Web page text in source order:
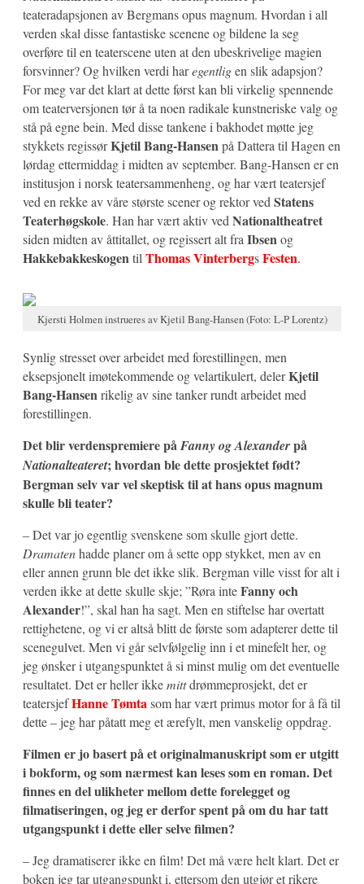
teateradapsjonen av Bergmans opus magnum. Hvordan i all
verden skal disse fantastiske scenene og bildene la seg
overføre til en teaterscene uten at den ubeskrivelige magien
forsvinner? Og hvilken verdi haregentligen slik adapsjon?
For meg var det klart at dette først kan bli virkelig spennende
om teaterversjonen tør å ta noen radikale kunstneriske valg og
stå på egne bein. Med disse tankene i bakhodet møtte jeg
stykkets regissørKjetil Bang-Hansenpå Dattera til Hagen en
lørdag ettermiddag i midten av september. Bang-Hansen er en
institusjon i norsk teatersammenheng, og har vært teatersjef
ved en rekke av våre største scener og rektor vedStatens
Teaterhøgskole. Han har vært aktiv vedNationaltheatret
siden midten av åttitallet, og regissert alt fraIbsenog
HakkebakkeskogentilThomas VinterbergsFesten.
Kjersti Holmen instrueres av Kjetil Bang-Hansen (Foto: L-P Lorentz)
Synlig stresset over arbeidet med forestillingen, men
eksepsjonelt imøtekommende og velartikulert, delerKjetil
Bang-Hansenrikelig av sine tanker rundt arbeidet med
forestillingen.
Det blir verdenspremiere påFanny og Alexanderpå
Nationalteateret; hvordan ble dette prosjektet født?
Bergman selv var vel skeptisk til at hans opus magnum
skulle bli teater?
– Det var jo egentlig svenskene som skulle gjort dette.
Dramatenhadde planer om å sette opp stykket, men av en
eller annen grunn ble det ikke slik. Bergman ville visst for alt i
verden ikke at dette skulle skje; ”Røra inteFanny och
Alexander!”, skal han ha sagt. Men en stiftelse har overtatt
rettighetene, og vi er altså blitt de første som adapterer dette til
scenegulvet. Men vi går selvfølgelig inn i et minefelt her, og
jeg ønsker i utgangspunktet å si minst mulig om det eventuelle
resultatet. Det er heller ikkemittdrømmeprosjekt, det er
teatersjefHanne Tømtasom har vært primus motor for å få til
dette – jeg har påtatt meg et ærefylt, men vanskelig oppdrag.
Filmen er jo basert på et originalmanuskript som er utgitt
i bokform, og som nærmest kan leses som en roman. Det
finnes en del ulikheter mellom dette forelegget og
filmatiseringen, og jeg er derfor spent på om du har tatt
utgangspunkt i dette eller selve filmen?
– Jeg dramatiserer ikke en film! Det må være helt klart. Det er
boken jeg tar utgangspunkt i, ettersom den utgjør et rikere